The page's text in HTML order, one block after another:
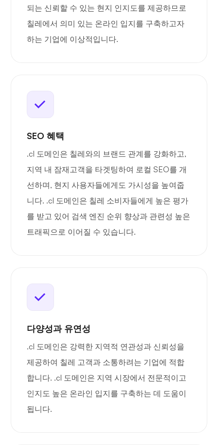
되는 신뢰할 수 있는 현지 인지도를 제공하므로
칠레에서 의미 있는 온라인 입지를 구축하고자
하는 기업에 이상적입니다.
SEO 혜택
.cl 도메인은 칠레와의 브랜드 관계를 강화하고,
지역 내 잠재고객을 타겟팅하여 로컬 SEO를 개
선하며, 현지 사용자들에게도 가시성을 높여줍
니다. .cl 도메인은 칠레 소비자들에게 높은 평가
를 받고 있어 검색 엔진 순위 향상과 관련성 높은
트래픽으로 이어질 수 있습니다.
다양성과 유연성
.cl 도메인은 강력한 지역적 연관성과 신뢰성을
제공하여 칠레 고객과 소통하려는 기업에 적합
합니다. .cl 도메인은 지역 시장에서 전문적이고
인지도 높은 온라인 입지를 구축하는 데 도움이
됩니다.